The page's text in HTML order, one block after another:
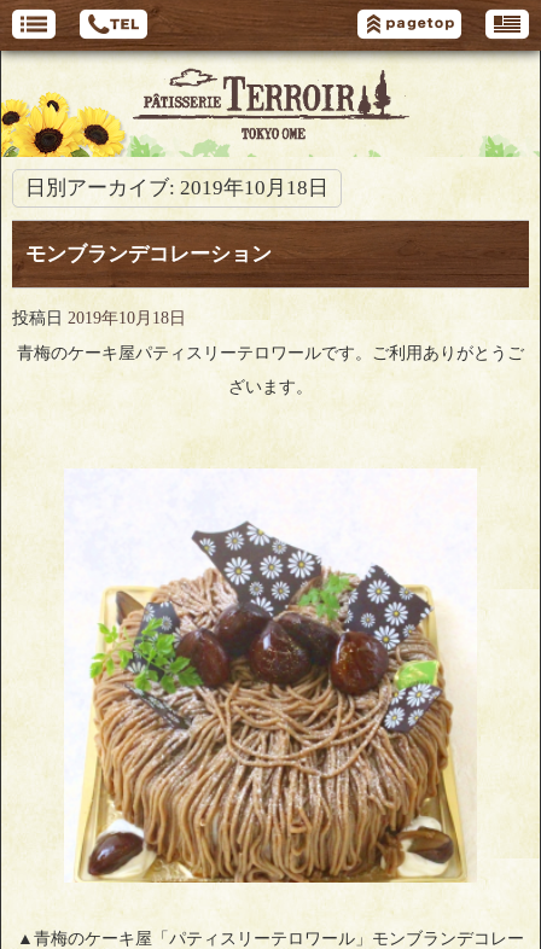
日別アーカイブ: 2019年10月18日
モンブランデコレーション
投稿日 2019年10月18日
青梅のケーキ屋パティスリーテロワールです。ご利用ありがとうご
ざいます。
▲青梅のケーキ屋「パティスリーテロワール」モンブランデコレー